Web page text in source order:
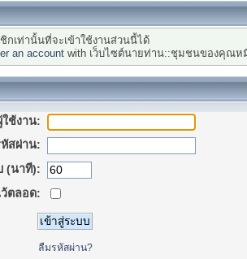
กเท่านั้นที่จะเข้าใช้งานส่วนนี้ได้
an account with เว็บไซต์นายท่าน::ชุมชนของคุณห
ช้งาน:
สผ่าน:
(นาที):
ตลอด:
ลืมรหัสผ่าน?